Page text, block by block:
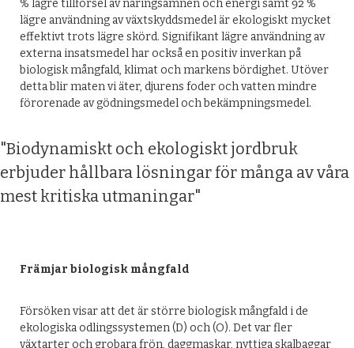
% lägre tillförsel av näringsämnen och energi samt 92 %
lägre användning av växtskyddsmedel är ekologiskt mycket
effektivt trots lägre skörd. Signifikant lägre användning av
externa insatsmedel har också en positiv inverkan på
biologisk mångfald, klimat och markens bördighet. Utöver
detta blir maten vi äter, djurens foder och vatten mindre
förorenade av gödningsmedel och bekämpningsmedel.
"Biodynamiskt och ekologiskt jordbruk
erbjuder hållbara lösningar för många av våra
mest kritiska utmaningar"
Främjar biologisk mångfald
Försöken visar att det är större biologisk mångfald i de
ekologiska odlingssystemen (D) och (O). Det var fler
växtarter och grobara frön, daggmaskar, nyttiga skalbaggar